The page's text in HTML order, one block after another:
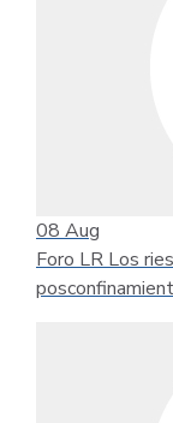
08 Aug
Foro LR Los